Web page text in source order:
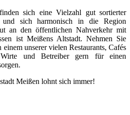
sich eine Vielzahl gut sortierter
und sich harmonisch in die Region
an den öffentlichen Nahverkehr mit
ist Meißens Altstadt. Nehmen Sie
unserer vielen Restaurants, Cafés
und Betreiber gern für einen
Meißen lohnt sich immer!